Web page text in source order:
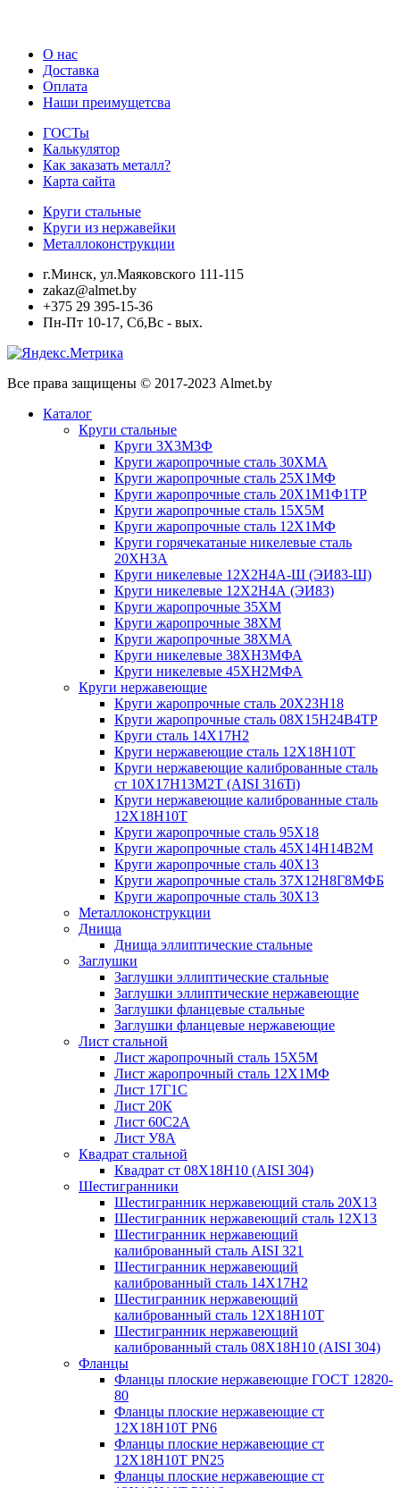
О нас
Доставка
Оплата
Наши преимущетсва
ГОСТы
Калькулятор
Как заказать металл?
Карта сайта
Круги стальные
Круги из нержавейки
Металлоконструкции
г.Минск, ул.Маяковского 111-115
zakaz@almet.by
+375 29 395-15-36
Пн-Пт 10-17, Сб,Вс - вых.
Все права защищены © 2017-2023 Almet.by
Каталог
Круги стальные
Круги 3Х3М3Ф
Круги жаропрочные сталь 30ХМА
Круги жаропрочные сталь 25Х1МФ
Круги жаропрочные сталь 20Х1М1Ф1ТР
Круги жаропрочные сталь 15Х5М
Круги жаропрочные сталь 12Х1МФ
Круги горячекатаные никелевые сталь
20ХН3А
Круги никелевые 12Х2Н4А-Ш (ЭИ83-Ш)
Круги никелевые 12Х2Н4А (ЭИ83)
Круги жаропрочные 35ХМ
Круги жаропрочные 38ХМ
Круги жаропрочные 38ХМА
Круги никелевые 38XH3MФА
Круги никелевые 45ХН2МФА
Круги нержавеющие
Круги жаропрочные сталь 20Х23Н18
Круги жаропрочные сталь 08Х15Н24В4ТР
Круги сталь 14Х17Н2
Круги нержавеющие сталь 12Х18Н10Т
Круги нержавеющие калиброванные сталь
ст 10Х17Н13М2Т (AISI 316Ti)
Круги нержавеющие калиброванные сталь
12Х18Н10Т
Круги жаропрочные сталь 95Х18
Круги жаропрочные сталь 45Х14Н14В2М
Круги жаропрочные сталь 40Х13
Круги жаропрочные сталь 37Х12Н8Г8МФБ
Круги жаропрочные сталь 30Х13
Металлоконструкции
Днища
Днища эллиптические стальные
Заглушки
Заглушки эллиптические стальные
Заглушки эллиптические нержавеющие
Заглушки фланцевые стальные
Заглушки фланцевые нержавеющие
Лист стальной
Лист жаропрочный сталь 15Х5М
Лист жаропрочный сталь 12Х1МФ
Лист 17Г1С
Лист 20К
Лист 60С2А
Лист У8А
Квадрат стальной
Квадрат ст 08Х18Н10 (AISI 304)
Шестигранники
Шестигранник нержавеющий сталь 20Х13
Шестигранник нержавеющий сталь 12Х13
Шестигранник нержавеющий
калиброванный сталь AISI 321
Шестигранник нержавеющий
калиброванный сталь 14Х17Н2
Шестигранник нержавеющий
калиброванный сталь 12Х18Н10Т
Шестигранник нержавеющий
калиброванный сталь 08Х18Н10 (AISI 304)
Фланцы
Фланцы плоские нержавеющие ГОСТ 12820-
80
Фланцы плоские нержавеющие ст
12Х18Н10Т PN6
Фланцы плоские нержавеющие ст
12Х18Н10Т PN25
Фланцы плоские нержавеющие ст